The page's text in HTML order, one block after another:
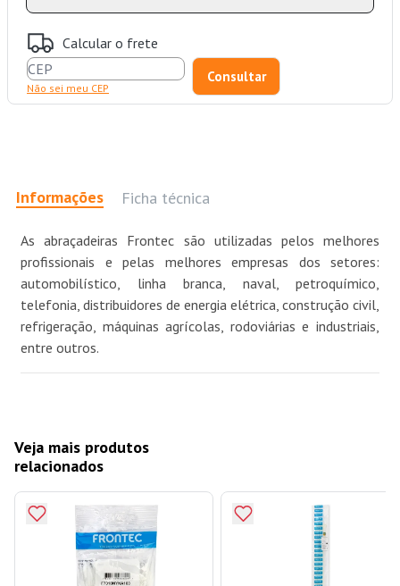
Calcular o frete
Não sei meu CEP
Informações Ficha técnica
As abraçadeiras Frontec são utilizadas pelos melhores
profissionais e pelas melhores empresas dos setores:
automobilístico, linha branca, naval, petroquímico,
telefonia, distribuidores de energia elétrica, construção civil,
refrigeração, máquinas agrícolas, rodoviárias e industriais,
entre outros.
Veja mais produtos
relacionados